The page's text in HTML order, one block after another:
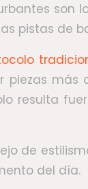
son
pistas de
resulta
de
del día.